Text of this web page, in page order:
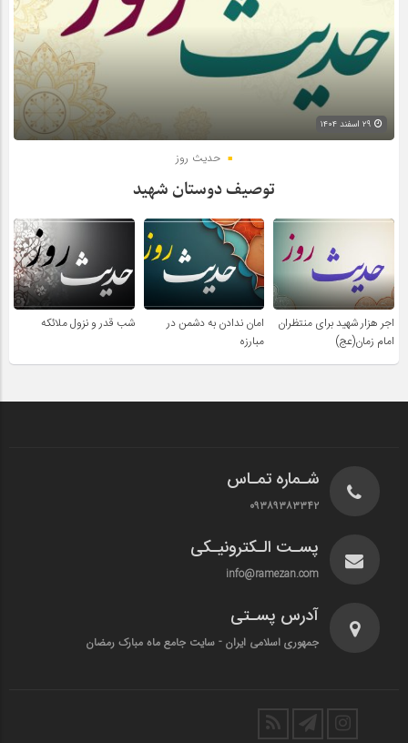
حدیث روز
توصیف دوستان شهید
اجر هزار شهید برای منتظران
امام زمان(عج)
امان ندادن به دشمن در
مبارزه
شب قدر و نزول ملائکه
شـماره تمـاس
۰۹۳۸۹۳۸۳۳۴۲
پسـت الـکترونیـکی
info@ramezan.com
آدرس پسـتی
جمهوری اسلامی ایران - سایت جامع ماه مبارک رمضان